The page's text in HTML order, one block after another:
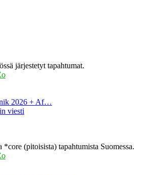
järjestetyt tapahtumat.
2026 + Af…
viesti
(pitoisista) tapahtumista Suomessa.